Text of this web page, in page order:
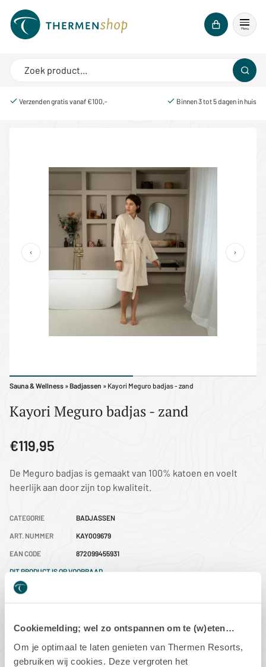
Cookiemelding; wel zo ontspannen om te (w)eten…
Om je optimaal te laten genieten van Thermen Resorts,
gebruiken wij cookies. Deze vergroten het
Menu
Verzenden gratis vanaf €100,- Binnen 3 tot 5 dagen in huis
Sauna & Wellness »Badjassen » Kayori Meguro badjas - zand
Kayori Meguro badjas - zand
€119,95
De Meguro badjas is gemaakt van 100% katoen en voelt
heerlijk aan door zijn top kwaliteit.
CATEGORIE BADJASSEN
ART. NUMMER KAY009679
EAN CODE 872099455931
DIT PRODUCT IS OP VOORRAAD
Aantal
-